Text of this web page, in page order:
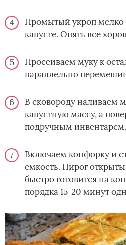
Промытый укроп
капусте. Опять все
Просеиваем муку к
параллельно
В сковороду наливаем
капустную массу, а
подручным инвентарем.
Включаем конфорку и
емкость. Пирог
быстро готовится на
порядка 15-20 минут